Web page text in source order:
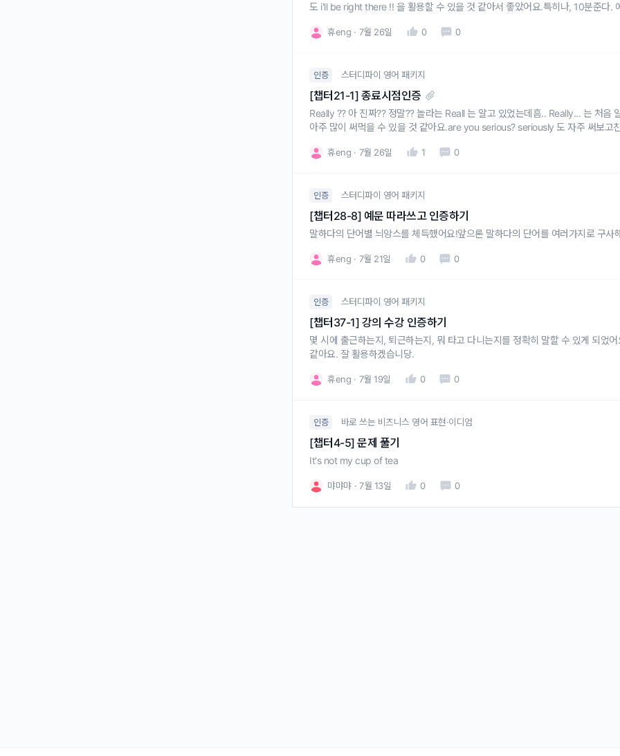
도 i'll be right there !! 을 활용할 수 있을 것 같아서 좋았어요.특히나, 10분준다
휴eng 7월 26일 0 0
인증 스터디파이 영어 패키지
[챕터21-1] 종료시점인증
Really ?? 아 진짜?? 정말?? 놀라는 Reall 는 알고 있었는데흠.. Really... 는 처음
아주 많이 써먹을 수 있을 것 같아요.are you serious? seriously 도 자주 써보고
휴eng 7월 26일 1 0
인증 스터디파이 영어 패키지
[챕터28-8] 예문 따라쓰고 인증하기
말하다의 단어별 늬앙스를 체득했어요!앞으론 말하다의 단어를 여러가지로 구사
휴eng 7월 21일 0 0
인증 스터디파이 영어 패키지
[챕터37-1] 강의 수강 인증하기
몇 시에 출근하는지, 퇴근하는지, 뭐 타고 다니는지를 정확히 말할 수 있게 되었
같아요. 잘 활용하겠습니당.
휴eng 7월 19일 0 0
인증 바로 쓰는 비즈니스 영어 표현·이디엄
[챕터4-5] 문제 풀기
It's not my cup of tea
먀먀먀 7월 13일 0 0